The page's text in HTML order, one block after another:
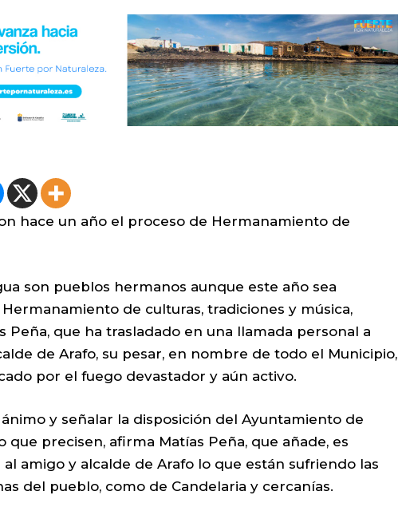
hace un año el proceso de Hermanamiento de
son pueblos hermanos aunque este año sea
de culturas, tradiciones y música,
Peña, que ha trasladado en una llamada personal a
de Arafo, su pesar, en nombre de todo el Municipio,
por el fuego devastador y aún activo.
y señalar la disposición del Ayuntamiento de
que precisen, afirma Matías Peña, que añade, es
amigo y alcalde de Arafo lo que están sufriendo las
del pueblo, como de Candelaria y cercanías.